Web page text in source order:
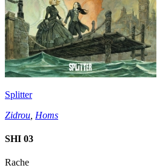
Splitter
Zidrou Homs
SHI 03
Rache